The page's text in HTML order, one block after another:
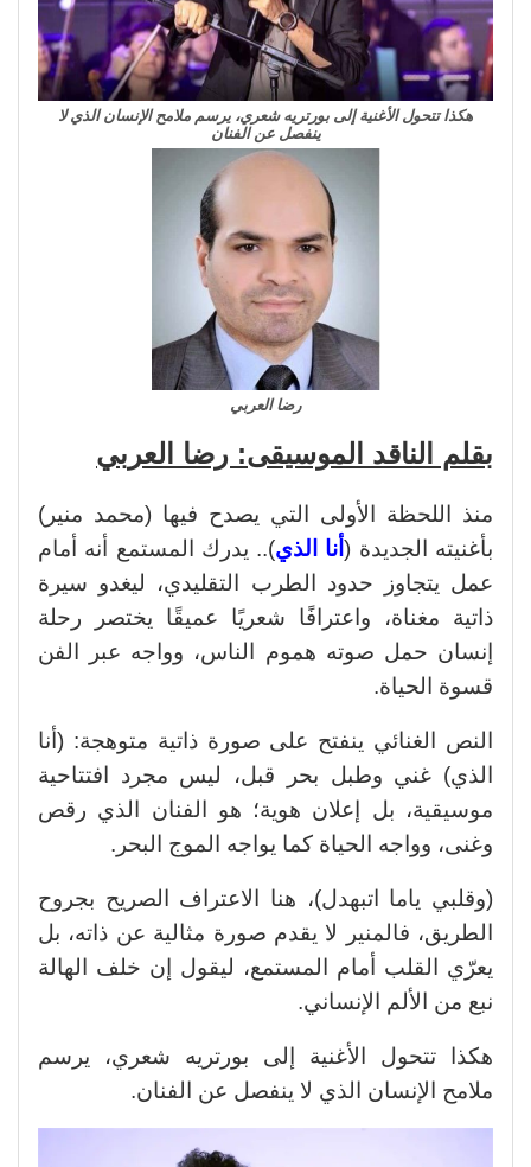
هكذا تتحول الأغنية إلى بورتريه شعري، يرسم ملامح الإنسان الذي لا
ينفصل عن الفنان
رضا العربي
بقلم الناقد الموسيقى: رضا العربي
منذ اللحظة الأولى التي يصدح فيها (محمد منير)
بأغنيته الجديدة (أنا الذي).. يدرك المستمع أنه أمام
عمل يتجاوز حدود الطرب التقليدي، ليغدو سيرة
ذاتية مغناة، واعترافًا شعريًا عميقًا يختصر رحلة
إنسان حمل صوته هموم الناس، وواجه عبر الفن
قسوة الحياة.
النص الغنائي ينفتح على صورة ذاتية متوهجة: (أنا
الذي) غني وطبل بحر قبل، ليس مجرد افتتاحية
موسيقية، بل إعلان هوية؛ هو الفنان الذي رقص
وغنى، وواجه الحياة كما يواجه الموج البحر.
(وقلبي ياما اتبهدل)، هنا الاعتراف الصريح بجروح
الطريق، فالمنير لا يقدم صورة مثالية عن ذاته، بل
يعرّي القلب أمام المستمع، ليقول إن خلف الهالة
نبع من الألم الإنساني.
هكذا تتحول الأغنية إلى بورتريه شعري، يرسم
ملامح الإنسان الذي لا ينفصل عن الفنان.